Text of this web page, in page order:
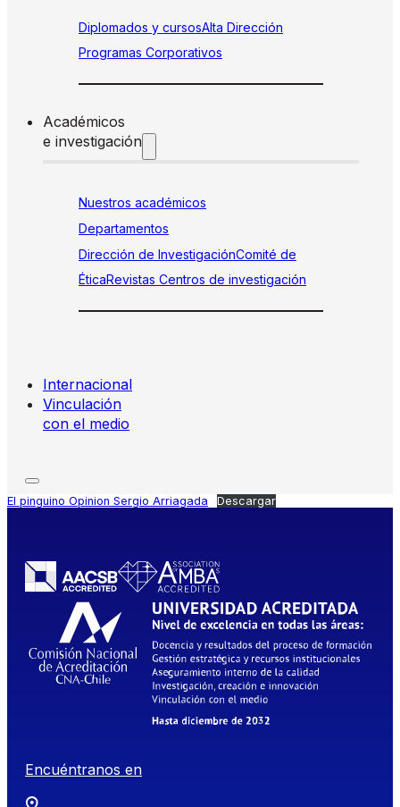
Diplomados y cursosAlta Dirección
Programas Corporativos
Académicos
e investigación
Nuestros académicos
Departamentos
Dirección de InvestigaciónComité de
ÉticaRevistas Centros de investigación
Internacional
Vinculación
con el medio
El pinguino Opinion Sergio Arriagada Descargar
Encuéntranos en